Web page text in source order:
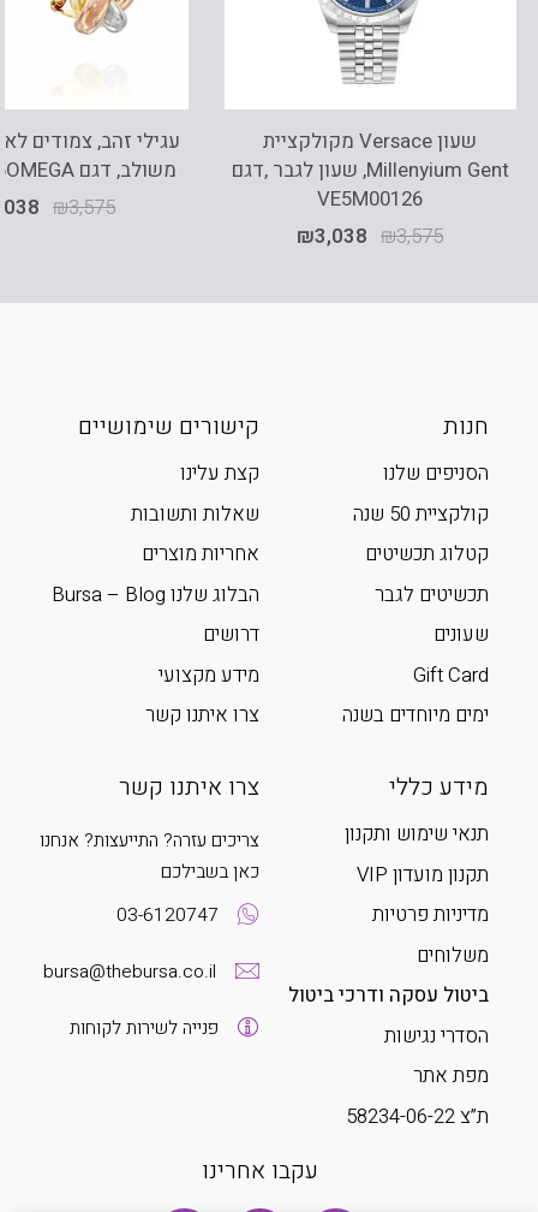
שעון Versace מקולקציית
Millenyium Gent, שעון לגבר ,דגם
VE5M00126
₪3,575
₪3,038
משולב, דגם E385-OR85OMEGA
₪3,575
חנות
הסניפים שלנו
קולקציית 50 שנה
קטלוג תכשיטים
תכשיטים לגבר
שעונים
Gift Card
ימים מיוחדים בשנה
קישורים שימושיים
קצת עלינו
שאלות ותשובות
אחריות מוצרים
הבלוג שלנו Bursa – Blog
דרושים
מידע מקצועי
צרו איתנו קשר
מידע כללי
תנאי שימוש ותקנון
תקנון מועדון VIP
מדיניות פרטיות
משלוחים
ביטול עסקה ודרכי ביטול
הסדרי נגישות
מפת אתר
ת”צ 58234-06-22
צרו איתנו קשר
צריכים עזרה? התייעצות? אנחנו
כאן בשבילכם
03-6120747
bursa@thebursa.co.il
פנייה לשירות לקוחות
עקבו אחרינו